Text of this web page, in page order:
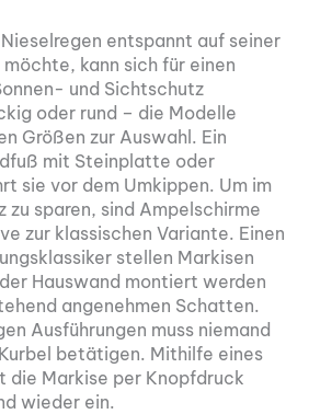
entspannt auf seiner
kann sich für einen
und Sichtschutz
oder rund – die Modelle
Größen zur Auswahl. Ein
mit Steinplatte oder
sie vor dem Umkippen. Um im
zu sparen, sind Ampelschirme
zur klassischen Variante. Einen
stellen Markisen
Hauswand montiert werden
angenehmen Schatten.
Ausführungen muss niemand
betätigen. Mithilfe eines
die Markise per Knopfdruck
wieder ein.